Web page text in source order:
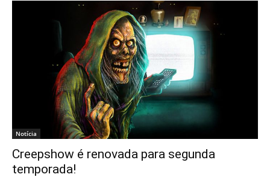
Notícia
Creepshow é renovada para segunda
temporada!